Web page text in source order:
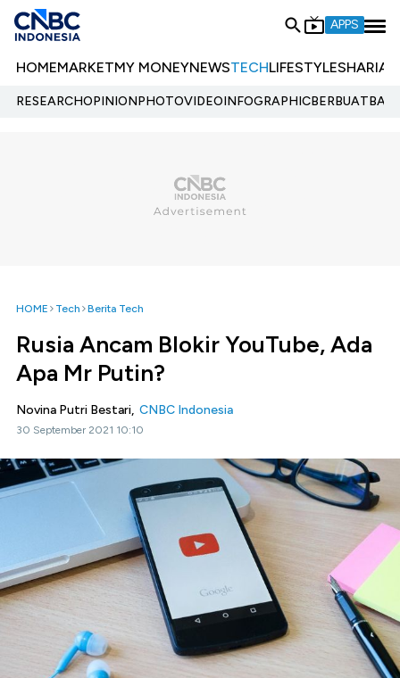
APPS
HOMEMARKETMY MONEYNEWSTECHLIFESTYLESHARIA
RESEARCHOPINIONPHOTOVIDEOINFOGRAPHIC
HOME Tech Berita Tech
Rusia Ancam Blokir YouTube, Ada
Apa Mr Putin?
Novina Putri Bestari, CNBC Indonesia
30 September 2021 10:10